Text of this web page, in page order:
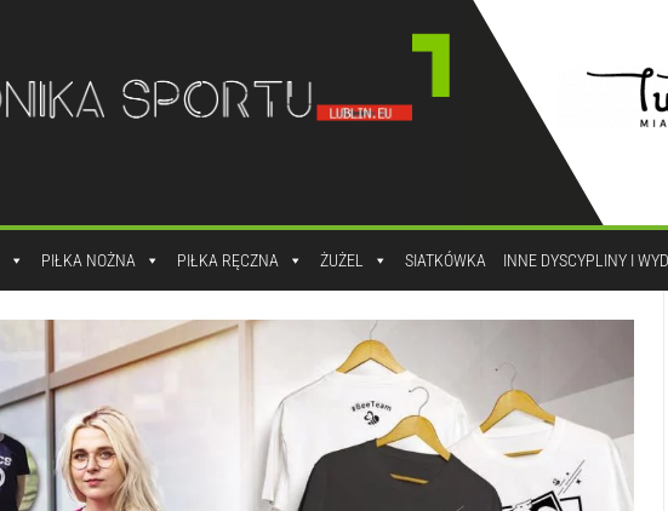
PIŁKA NOŻNA PIŁKA RĘCZNA ŻUŻEL SIATKÓWKA INNE DYSCYPLINY I